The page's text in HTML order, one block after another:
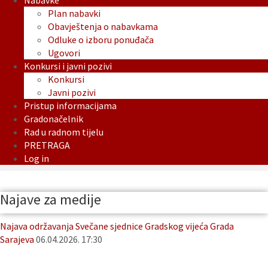
Plan nabavki
Obavještenja o nabavkama
Odluke o izboru ponuđača
Ugovori
Konkursi i javni pozivi
Konkursi
Javni pozivi
Pristup informacijama
Gradonačelnik
Rad u radnom tijelu
PRETRAGA
Log in
Najave za medije
Najava održavanja Svečane sjednice Gradskog vijeća Grada
Sarajeva 06.04.2026. 17:30